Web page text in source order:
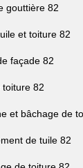
gouttière 82
et toiture 82
façade 82
toiture 82
et bâchage de
de tuile 82